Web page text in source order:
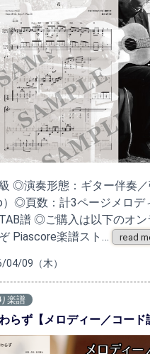
◎演奏形態：ギター伴奏／
◎頁数：計3ページメロデ
譜 ◎ご購入は以下のオ
Piascore楽譜スト…
read
09（木）
楽譜
らず【メロディー／コード